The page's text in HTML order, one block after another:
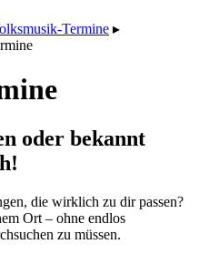
Termine ▸
oder bekannt
die wirklich zu dir passen?
Ort – ohne endlos
zu müssen.